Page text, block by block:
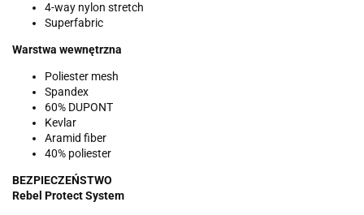
4-way nylon stretch
Superfabric
Warstwa wewnętrzna
Poliester mesh
Spandex
60% DUPONT
Kevlar
Aramid fiber
40% poliester
BEZPIECZEŃSTWO
Rebel Protect System